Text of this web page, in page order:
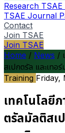
Research TSAE
TSAE Journal
Contact
Join TSAE
Join TSAE
Home / News /
สเปกตรัล และเทอ
Training Friday,
เทคโนโลยี
ตรัลมัลติสเ